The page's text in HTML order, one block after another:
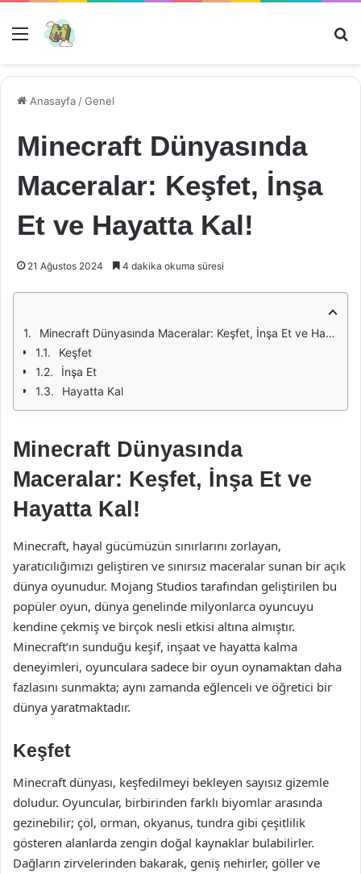
Menü
Anasayfa /Genel
Minecraft Dünyasında
Maceralar: Keşfet, İnşa
Et ve Hayatta Kal!
21 Ağustos 2024 4 dakika okuma süresi
Minecraft Dünyasında Maceralar: Keşfet, İnşa Et ve Hayatta Kal!
Keşfet
İnşa Et
Hayatta Kal
Minecraft Dünyasında
Maceralar: Keşfet, İnşa Et ve
Hayatta Kal!
Minecraft, hayal gücümüzün sınırlarını zorlayan,
yaratıcılığımızı geliştiren ve sınırsız maceralar sunan bir açık
dünya oyunudur. Mojang Studios tarafından geliştirilen bu
popüler oyun, dünya genelinde milyonlarca oyuncuyu
kendine çekmiş ve birçok nesli etkisi altına almıştır.
Minecraft’ın sunduğu keşif, inşaat ve hayatta kalma
deneyimleri, oyunculara sadece bir oyun oynamaktan daha
fazlasını sunmakta; aynı zamanda eğlenceli ve öğretici bir
dünya yaratmaktadır.
Keşfet
Minecraft dünyası, keşfedilmeyi bekleyen sayısız gizemle
doludur. Oyuncular, birbirinden farklı biyomlar arasında
gezinebilir; çöl, orman, okyanus, tundra gibi çeşitlilik
gösteren alanlarda zengin doğal kaynaklar bulabilirler.
Dağların zirvelerinden bakarak, geniş nehirler, göller ve